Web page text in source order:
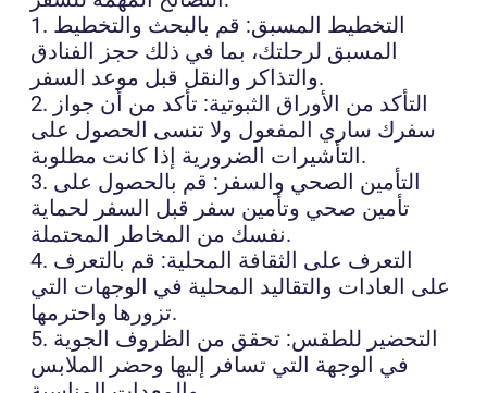
1. التخطيط المسبق: قم بالبحث والتخطيط
المسبق لرحلتك، بما في ذلك حجز الفنادق
والتذاكر والنقل قبل موعد السفر.
2. التأكد من الأوراق الثبوتية: تأكد من أن جواز
سفرك ساري المفعول ولا تنسى الحصول على
التأشيرات الضرورية إذا كانت مطلوبة.
3. التأمين الصحي والسفر: قم بالحصول على
تأمين صحي وتأمين سفر قبل السفر لحماية
نفسك من المخاطر المحتملة.
4. التعرف على الثقافة المحلية: قم بالتعرف
على العادات والتقاليد المحلية في الوجهات التي
تزورها واحترمها.
5. التحضير للطقس: تحقق من الظروف الجوية
في الوجهة التي تسافر إليها وحضر الملابس